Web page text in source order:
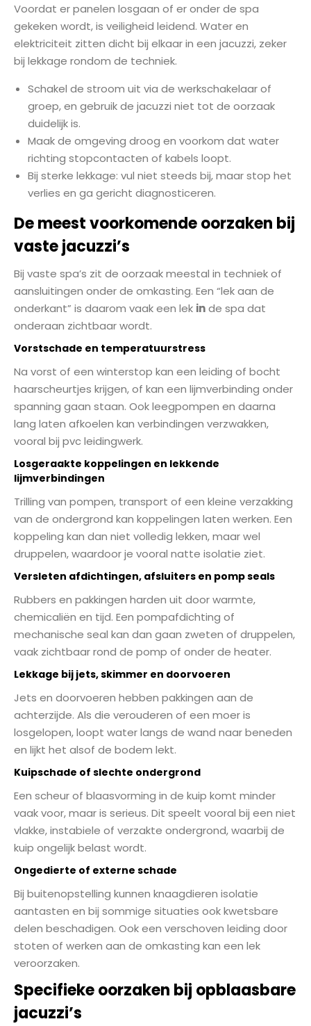
Voordat er panelen losgaan of er onder de spa
gekeken wordt, is veiligheid leidend. Water en
elektriciteit zitten dicht bij elkaar in een jacuzzi, zeker
bij lekkage rondom de techniek.
Schakel de stroom uit via de werkschakelaar of
groep, en gebruik de jacuzzi niet tot de oorzaak
duidelijk is.
Maak de omgeving droog en voorkom dat water
richting stopcontacten of kabels loopt.
Bij sterke lekkage: vul niet steeds bij, maar stop het
verlies en ga gericht diagnosticeren.
De meest voorkomende oorzaken bij
vaste jacuzzi’s
Bij vaste spa’s zit de oorzaak meestal in techniek of
aansluitingen onder de omkasting. Een “lek aan de
onderkant” is daarom vaak een lek inde spa dat
onderaan zichtbaar wordt.
Vorstschade en temperatuurstress
Na vorst of een winterstop kan een leiding of bocht
haarscheurtjes krijgen, of kan een lijmverbinding onder
spanning gaan staan. Ook leegpompen en daarna
lang laten afkoelen kan verbindingen verzwakken,
vooral bij pvc leidingwerk.
Losgeraakte koppelingen en lekkende
lijmverbindingen
Trilling van pompen, transport of een kleine verzakking
van de ondergrond kan koppelingen laten werken. Een
koppeling kan dan niet volledig lekken, maar wel
druppelen, waardoor je vooral natte isolatie ziet.
Versleten afdichtingen, afsluiters en pomp seals
Rubbers en pakkingen harden uit door warmte,
chemicaliën en tijd. Een pompafdichting of
mechanische seal kan dan gaan zweten of druppelen,
vaak zichtbaar rond de pomp of onder de heater.
Lekkage bij jets, skimmer en doorvoeren
Jets en doorvoeren hebben pakkingen aan de
achterzijde. Als die verouderen of een moer is
losgelopen, loopt water langs de wand naar beneden
en lijkt het alsof de bodem lekt.
Kuipschade of slechte ondergrond
Een scheur of blaasvorming in de kuip komt minder
vaak voor, maar is serieus. Dit speelt vooral bij een niet
vlakke, instabiele of verzakte ondergrond, waarbij de
kuip ongelijk belast wordt.
Ongedierte of externe schade
Bij buitenopstelling kunnen knaagdieren isolatie
aantasten en bij sommige situaties ook kwetsbare
delen beschadigen. Ook een verschoven leiding door
stoten of werken aan de omkasting kan een lek
veroorzaken.
Specifieke oorzaken bij opblaasbare
jacuzzi’s